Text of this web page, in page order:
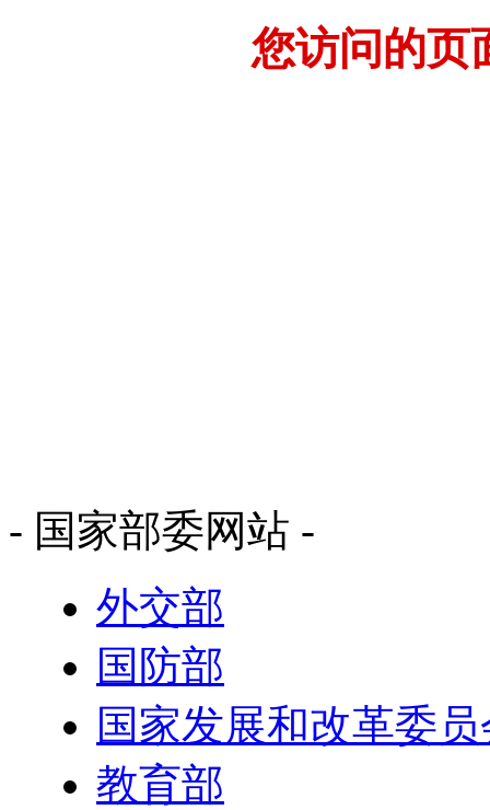
您访问的页
- 国家部委网站 -
外交部
国防部
国家发展和改革委
教育部